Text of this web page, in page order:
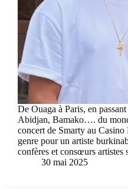
De Ouaga à Paris, en
Abidjan, Bamako…. du
concert de Smarty au Casino
genre pour un artiste
confères et consœurs artistes
30 mai 2025